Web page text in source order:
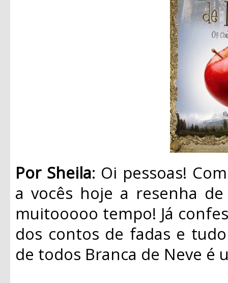
Por Sheila: Oi pessoas!
a vocês hoje a resenha
muitooooo tempo! Já
dos contos de fadas e
de todos Branca de Neve é